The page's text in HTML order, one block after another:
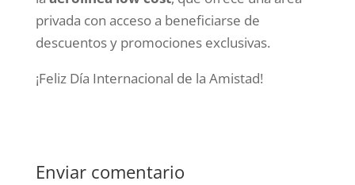
privada con acceso a beneficiarse de
descuentos y promociones exclusivas.
¡Feliz Día Internacional de la Amistad!
Enviar comentario